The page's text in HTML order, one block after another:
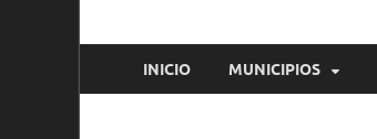
INICIO MUNICIPIOS